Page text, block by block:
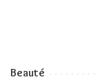
Beauté